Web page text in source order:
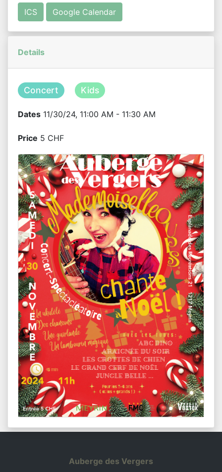
ICS
Google Calendar
Details
Concert Kids
Dates 11/30/24, 11:00 AM - 11:30 AM
Price 5 CHF
Auberge des Vergers